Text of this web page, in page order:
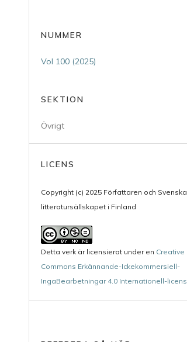
NUMMER
Vol 100 (2025)
SEKTION
Övrigt
LICENS
Copyright (c) 2025 Författaren och Svenska
litteratursällskapet i Finland
Detta verk är licensierat under en Creative
Commons Erkännande-Ickekommersiell-
IngaBearbetningar 4.0 Internationell-licens